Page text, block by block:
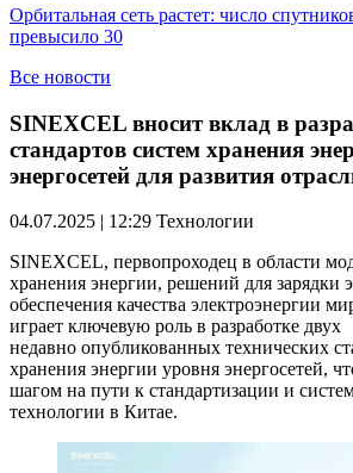
Орбитальная сеть растет: число
превысило 30
Все новости
SINEXCEL вносит вклад в
стандартов систем хранения
энергосетей для развития
04.07.2025 | 12:29 Технологии
SINEXCEL, первопроходец в области
хранения энергии, решений для зарядки
обеспечения качества электроэнергии
играет ключевую роль в разработке двух
недавно опубликованных технических
хранения энергии уровня энергосетей,
шагом на пути к стандартизации и
технологии в Китае.